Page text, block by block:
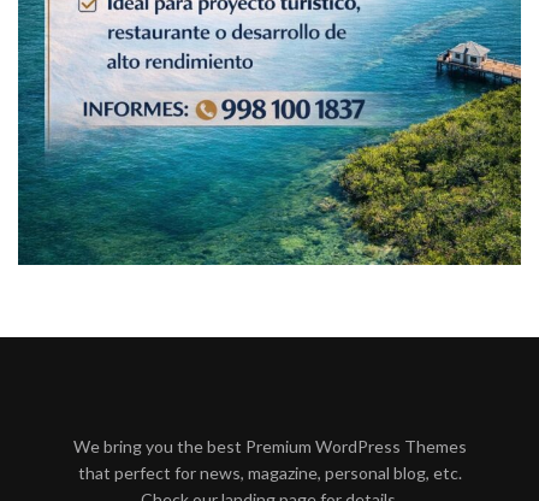
We bring you the best Premium WordPress Themes
that perfect for news, magazine, personal blog, etc.